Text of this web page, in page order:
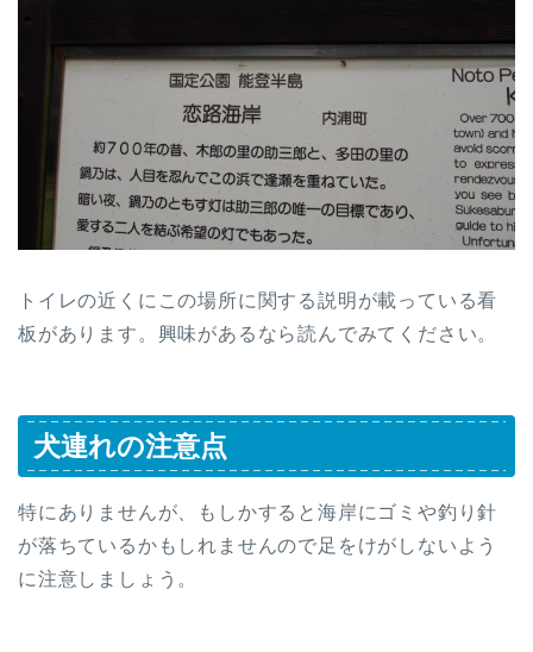
トイレの近くにこの場所に関する説明が載っている看
板があります。興味があるなら読んでみてください。
犬連れの注意点
特にありませんが、もしかすると海岸にゴミや釣り針
が落ちているかもしれませんので足をけがしないよう
に注意しましょう。